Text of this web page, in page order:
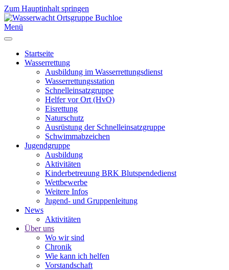
Zum Hauptinhalt springen
Menü
Startseite
Wasserrettung
Ausbildung im Wasserrettungsdienst
Wasserrettungsstation
Schnelleinsatzgruppe
Helfer vor Ort (HvO)
Eisrettung
Naturschutz
Ausrüstung der Schnelleinsatzgruppe
Schwimmabzeichen
Jugendgruppe
Ausbildung
Aktivitäten
Kinderbetreuung BRK Blutspendedienst
Wettbewerbe
Weitere Infos
Jugend- und Gruppenleitung
News
Aktivitäten
Über uns
Wo wir sind
Chronik
Wie kann ich helfen
Vorstandschaft